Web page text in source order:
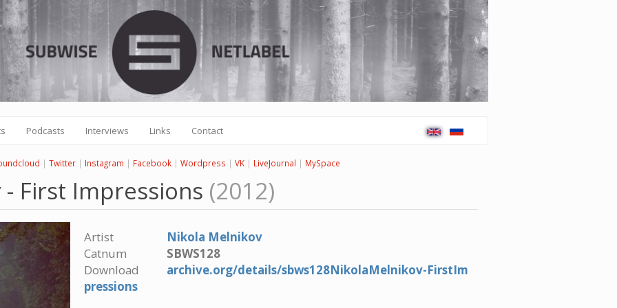
Podcasts Interviews Links Contact
| Twitter | Instagram | Facebook | Wordpress | VK | LiveJournal | MySpace
First Impressions (2012)
Artist
Nikola Melnikov
Catnum
SBWS128
Download
archive.org/details/sbws128NikolaMelnikov-FirstIm
pressions